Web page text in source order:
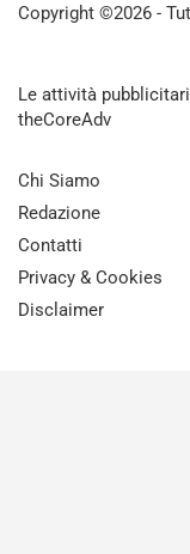
Copyright ©2026 -
Le attività
theCoreAdv
Chi Siamo
Redazione
Contatti
Privacy & Cookies
Disclaimer